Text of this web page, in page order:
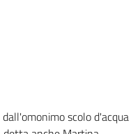
scolo d'acqua